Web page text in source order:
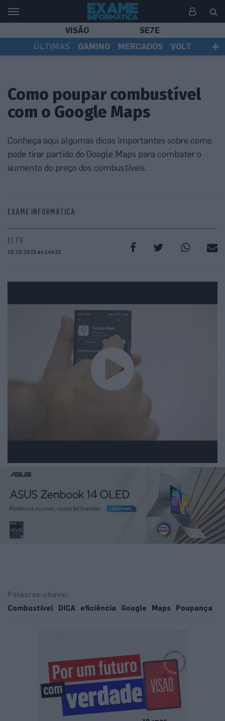
VISÃO
SE7E
ÚLTIMAS
GAMING MERCADOS
VOLT
Como poupar combustível
com o Google Maps
Conheça aqui algumas dicas importantes sobre como
pode tirar partido do Google Maps para combater o
aumento do preço dos combustíveis.
EXAME INFORMÁTICA
EI TV
10.10.2022 às 14h22
Palavras-chave:
Combustível
DICA eficiência Google Maps Poupança